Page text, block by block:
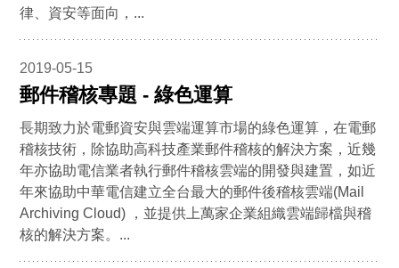
律、資安等面向，...
2019-05-15
郵件稽核專題 - 綠色運算
長期致力於電郵資安與雲端運算市場的綠色運算，在電郵
稽核技術，除協助高科技產業郵件稽核的解決方案，近幾
年亦協助電信業者執行郵件稽核雲端的開發與建置，如近
年來協助中華電信建立全台最大的郵件後稽核雲端(Mail
Archiving Cloud) ，並提供上萬家企業組織雲端歸檔與稽
核的解決方案。...